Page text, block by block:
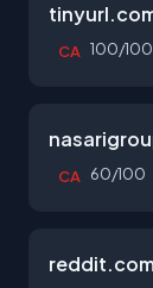
CA 100/100
CA 60/100